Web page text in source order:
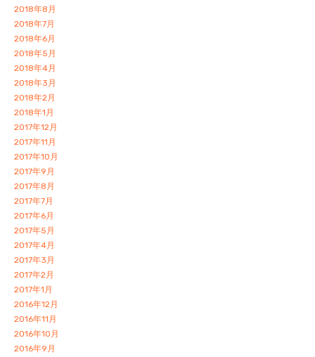
2018年8月
2018年7月
2018年6月
2018年5月
2018年4月
2018年3月
2018年2月
2018年1月
2017年12月
2017年11月
2017年10月
2017年9月
2017年8月
2017年7月
2017年6月
2017年5月
2017年4月
2017年3月
2017年2月
2017年1月
2016年12月
2016年11月
2016年10月
2016年9月